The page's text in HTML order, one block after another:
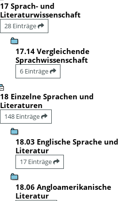
17 Sprach- und
Literaturwissenschaft
28 Einträge
17.14 Vergleichende
Sprachwissenschaft
6 Einträge
18 Einzelne Sprachen und
Literaturen
148 Einträge
18.03 Englische Sprache und
Literatur
17 Einträge
18.06 Angloamerikanische
Literatur